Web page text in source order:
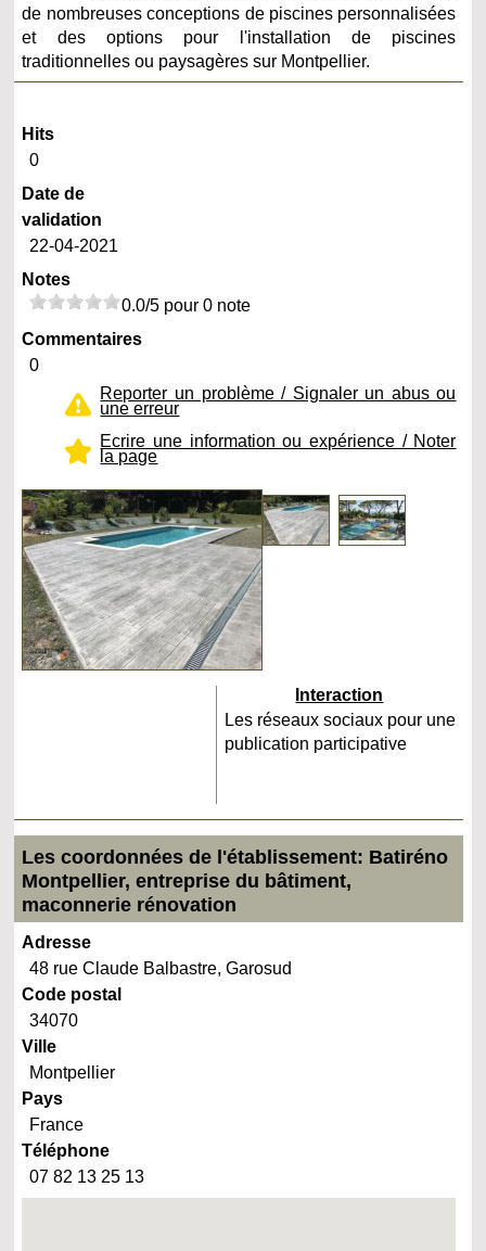
de nombreuses conceptions de piscines personnalisées
et des options pour l'installation de piscines
traditionnelles ou paysagères sur Montpellier.
Hits
0
Date de
validation
22-04-2021
Notes
0.0/5 pour 0 note
Commentaires
0
Reporter un problème / Signaler un abus ou
une erreur
Ecrire une information ou expérience / Noter
la page
Interaction
Les réseaux sociaux pour une
publication participative
Les coordonnées de l'établissement: Batiréno
Montpellier, entreprise du bâtiment,
maconnerie rénovation
Adresse
48 rue Claude Balbastre, Garosud
Code postal
34070
Ville
Montpellier
Pays
France
Téléphone
07 82 13 25 13